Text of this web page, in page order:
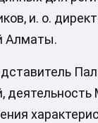
и. о.
Алматы.